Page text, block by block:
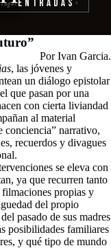
lugarEntradas ›
Por Ivan Garcia.
, las jóvenes y
un diálogo epistolar
que pasan por una
con cierta liviandad
al material
conciencia” narrativo,
recuerdos y divagues
se eleva con
ya que recurren tanto
propias y
del propio
pasado de sus madres
posibilidades familiares
y qué tipo de mundo